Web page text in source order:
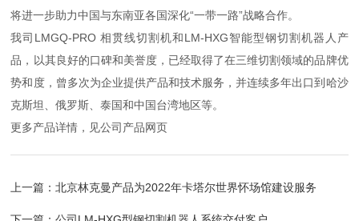
将进一步助力中国与东南亚各国深化“一带一路”战略合作。
我司LMGQ-PRO 相贯线切割机和LM-HXG智能型钢切割机器人产
品，以其良好的口碑和美誉度，已经取得了在三维切割领域的品牌优
势和度，曾多次为企业提供产品和技术服务，并连续多年出口到哈沙
克斯坦、俄罗斯、泰国和中国台湾地区等。
更多产品详情，见公司产品网页
上一篇：北京林克曼产品为2022年卡塔尔世界怀场馆建设服务